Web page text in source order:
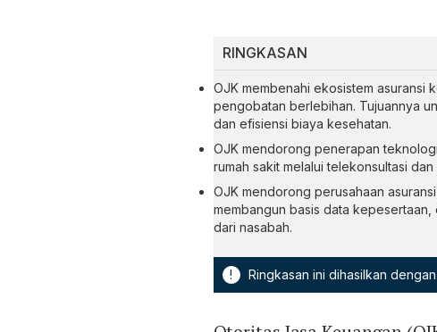
RINGKASAN
OJK membenahi ekosistem asuransi
pengobatan berlebihan. Tujuannya
dan efisiensi biaya kesehatan.
OJK mendorong penerapan
rumah sakit melalui telekonsultasi
OJK mendorong perusahaan
membangun basis data
dari nasabah.
! Ringkasan ini dihasilkan